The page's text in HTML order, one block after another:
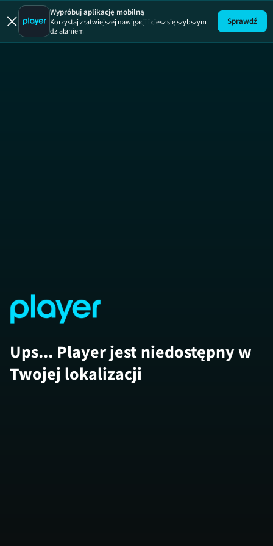
Miłość za
Wypróbuj aplikację mobilną
Korzystaj z łatwiejszej nawigacji i ciesz się szybszym
działaniem
Sprawdź
Ups... Player jest niedostępny w
Twojej lokalizacji